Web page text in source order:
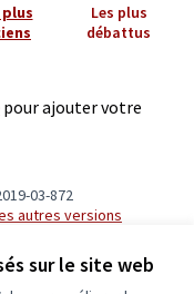
sur le site web
plus
Les plus
débattus
pour ajouter votre
03-872
autres versions